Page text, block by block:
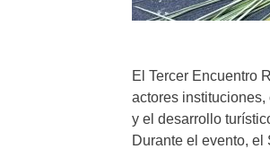
El Tercer Encuentro
actores
y el desarrollo
Durante el evento,